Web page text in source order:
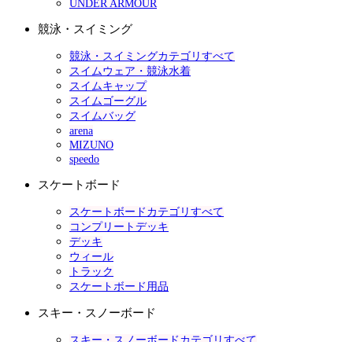
UNDER ARMOUR
競泳・スイミング
競泳・スイミングカテゴリすべて
スイムウェア・競泳水着
スイムキャップ
スイムゴーグル
スイムバッグ
arena
MIZUNO
speedo
スケートボード
スケートボードカテゴリすべて
コンプリートデッキ
デッキ
ウィール
トラック
スケートボード用品
スキー・スノーボード